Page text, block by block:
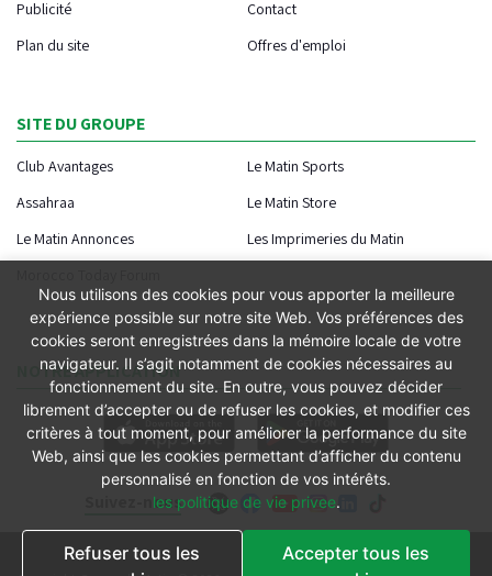
Suivez-nous
Publicité
Contact
Plan du site
Offres d'emploi
SITE DU GROUPE
Club Avantages
Le Matin Sports
Assahraa
Le Matin Store
Le Matin Annonces
Les Imprimeries du Matin
NOTRE APPLICATION
Conditions générales
Nous utilisons des cookies pour vous apporter la meilleure
expérience possible sur notre site Web. Vos préférences des
cookies seront enregistrées dans la mémoire locale de votre
navigateur. Il s’agit notamment de cookies nécessaires au
fonctionnement du site. En outre, vous pouvez décider
librement d’accepter ou de refuser les cookies, et modifier ces
critères à tout moment, pour améliorer la performance du site
Web, ainsi que les cookies permettant d’afficher du contenu
personnalisé en fonction de vos intérêts.
les politique de vie privee.
Refuser tous les
Accepter tous les